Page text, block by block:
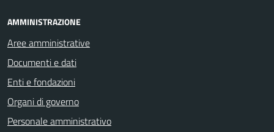
AMMINISTRAZIONE
Aree amministrative
Documenti e dati
Enti e fondazioni
Organi di governo
Personale amministrativo